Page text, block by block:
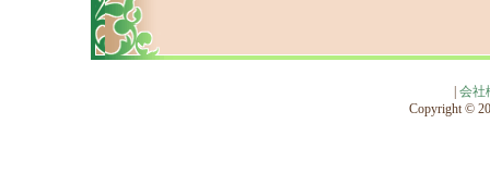
会社
Copyright ©